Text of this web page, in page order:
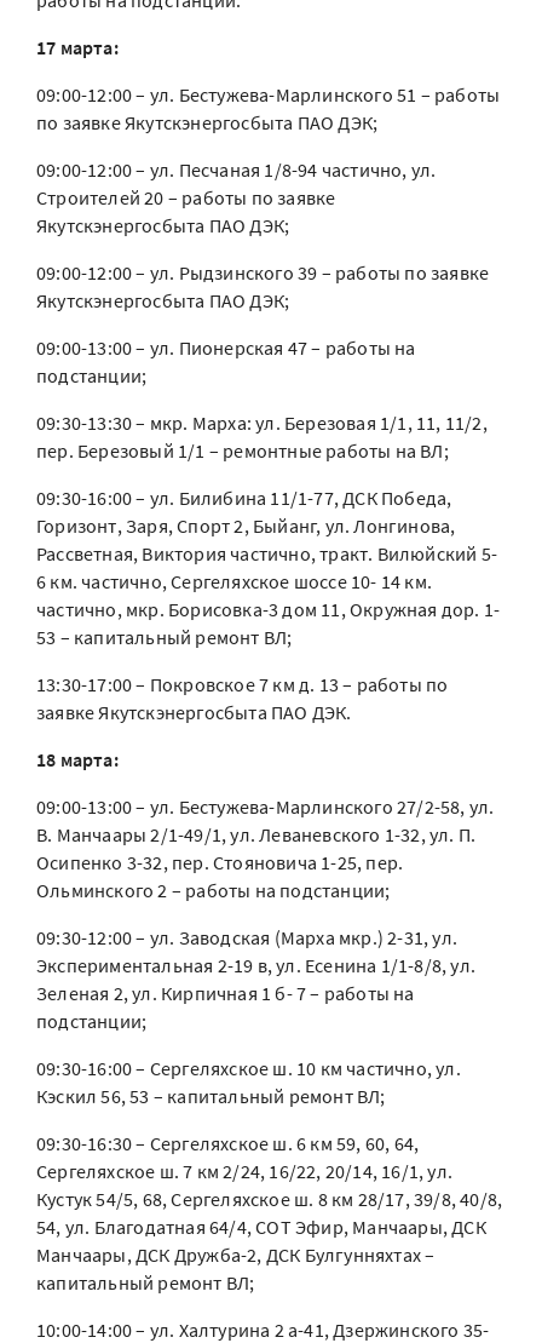
17 марта:
09:00-12:00 – ул. Бестужева-Марлинского 51 – работы
по заявке Якутскэнергосбыта ПАО ДЭК;
09:00-12:00 – ул. Песчаная 1/8-94 частично, ул.
Строителей 20 – работы по заявке
Якутскэнергосбыта ПАО ДЭК;
09:00-12:00 – ул. Рыдзинского 39 – работы по заявке
Якутскэнергосбыта ПАО ДЭК;
09:00-13:00 – ул. Пионерская 47 – работы на
подстанции;
09:30-13:30 – мкр. Марха: ул. Березовая 1/1, 11, 11/2,
пер. Березовый 1/1 – ремонтные работы на ВЛ;
09:30-16:00 – ул. Билибина 11/1-77, ДСК Победа,
Горизонт, Заря, Спорт 2, Быйанг, ул. Лонгинова,
Рассветная, Виктория частично, тракт. Вилюйский 5-
6 км. частично, Сергеляхское шоссе 10- 14 км.
частично, мкр. Борисовка-3 дом 11, Окружная дор. 1-
53 – капитальный ремонт ВЛ;
13:30-17:00 – Покровское 7 км д. 13 – работы по
заявке Якутскэнергосбыта ПАО ДЭК.
18 марта:
09:00-13:00 – ул. Бестужева-Марлинского 27/2-58, ул.
В. Манчаары 2/1-49/1, ул. Леваневского 1-32, ул. П.
Осипенко 3-32, пер. Стояновича 1-25, пер.
Ольминского 2 – работы на подстанции;
09:30-12:00 – ул. Заводская (Марха мкр.) 2-31, ул.
Экспериментальная 2-19 в, ул. Есенина 1/1-8/8, ул.
Зеленая 2, ул. Кирпичная 1 б- 7 – работы на
подстанции;
09:30-16:00 – Сергеляхское ш. 10 км частично, ул.
Кэскил 56, 53 – капитальный ремонт ВЛ;
09:30-16:30 – Сергеляхское ш. 6 км 59, 60, 64,
Сергеляхское ш. 7 км 2/24, 16/22, 20/14, 16/1, ул.
Кустук 54/5, 68, Сергеляхское ш. 8 км 28/17, 39/8, 40/8,
54, ул. Благодатная 64/4, СОТ Эфир, Манчаары, ДСК
Манчаары, ДСК Дружба-2, ДСК Булгунняхтах –
капитальный ремонт ВЛ;
10:00-14:00 – ул. Халтурина 2 а-41, Дзержинского 35-